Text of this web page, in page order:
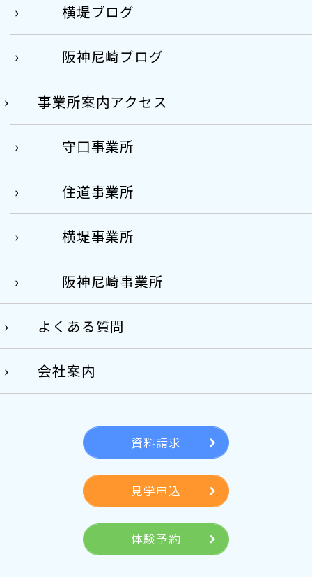
横堤ブログ
阪神尼崎ブログ
事業所案内アクセス
守口事業所
住道事業所
横堤事業所
阪神尼崎事業所
よくある質問
会社案内
資料請求
見学申込
体験予約